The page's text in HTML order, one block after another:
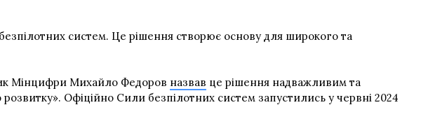
систем. Це рішення створює основу для широкого та
Мінцифри Михайло Федоров назвав це рішення надважливим та
Офіційно Сили безпілотних систем запустились у червні 2024